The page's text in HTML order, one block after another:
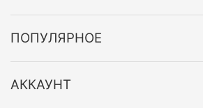
ПОПУЛЯРНОЕ
АККАУНТ